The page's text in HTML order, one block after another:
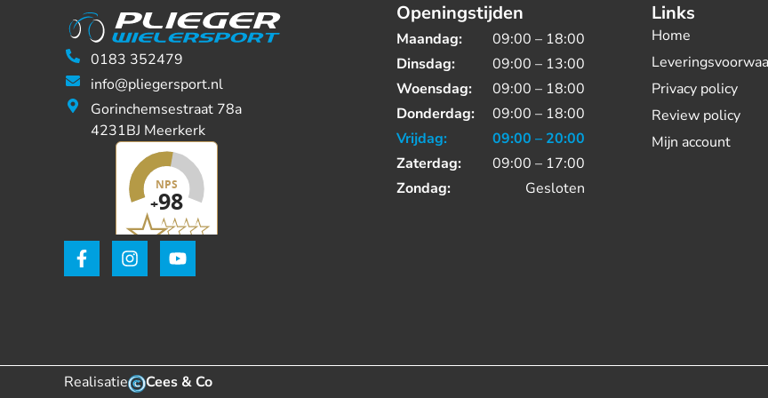
0183 352479
info@pliegersport.nl
Gorinchemsestraat 78a
4231BJ Meerkerk
Openingstijden
Maandag:
09:00 – 18:00
Dinsdag:
09:00 – 13:00
Woensdag:
09:00 – 18:00
Donderdag:
09:00 – 18:00
Vrijdag:
09:00 – 20:00
Zaterdag:
09:00 – 17:00
Zondag:
Gesloten
Links
Home
Privacy policy
Review policy
Mijn account
Realisatie Cees & Co